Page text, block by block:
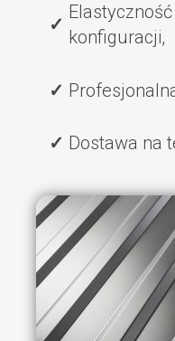
konfiguracji,
Dostawa na